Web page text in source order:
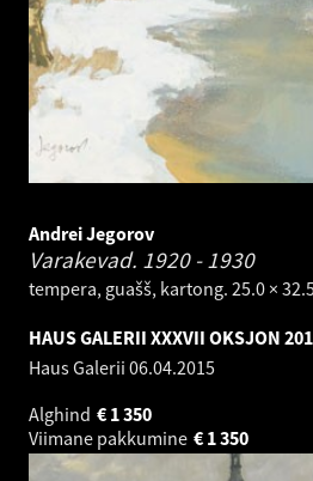
Andrei Jegorov
Varakevad. 1920 - 1930
tempera, guašš, kartong. 25.0 ×
HAUS GALERII XXXVII OKSJON
Haus Galerii 06.04.2015
Alghind
1 350
€
Viimane pakkumine
1 350
€